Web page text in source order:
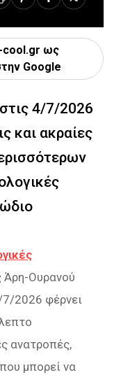
cool.gr ως
Google
4/7/2026
και ακραίες
Άρη-Ουρανού
7/2026 φέρνει
ανατροπές,
μπορεί να